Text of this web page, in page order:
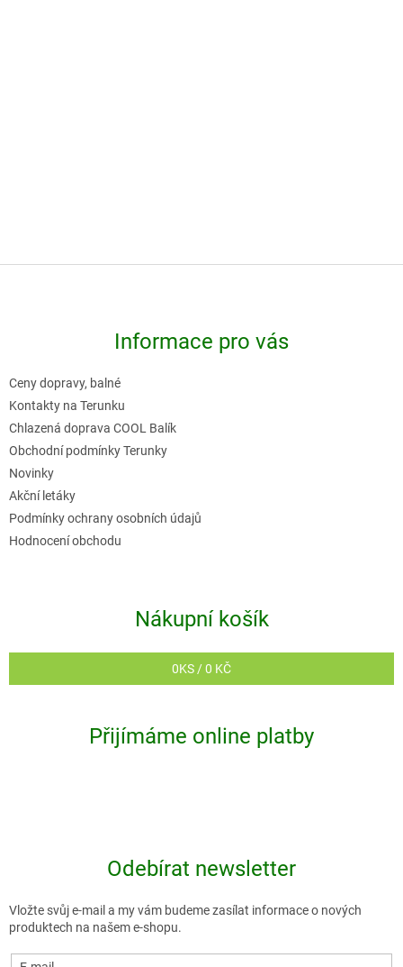
Informace pro vás
Ceny dopravy, balné
Kontakty na Terunku
Chlazená doprava COOL Balík
Obchodní podmínky Terunky
Novinky
Akční letáky
Podmínky ochrany osobních údajů
Hodnocení obchodu
Nákupní košík
0KS /0 KČ
Přijímáme online platby
Odebírat newsletter
Vložte svůj e-mail a my vám budeme zasílat informace o nových
produktech na našem e-shopu.